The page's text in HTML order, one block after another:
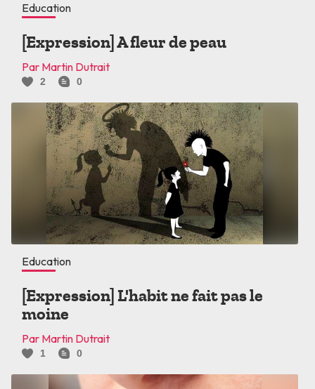
Education
[Expression] A fleur de peau
Par Martin Dutrait
2 0
Education
[Expression] L'habit ne fait pas le
moine
Par Martin Dutrait
1 0